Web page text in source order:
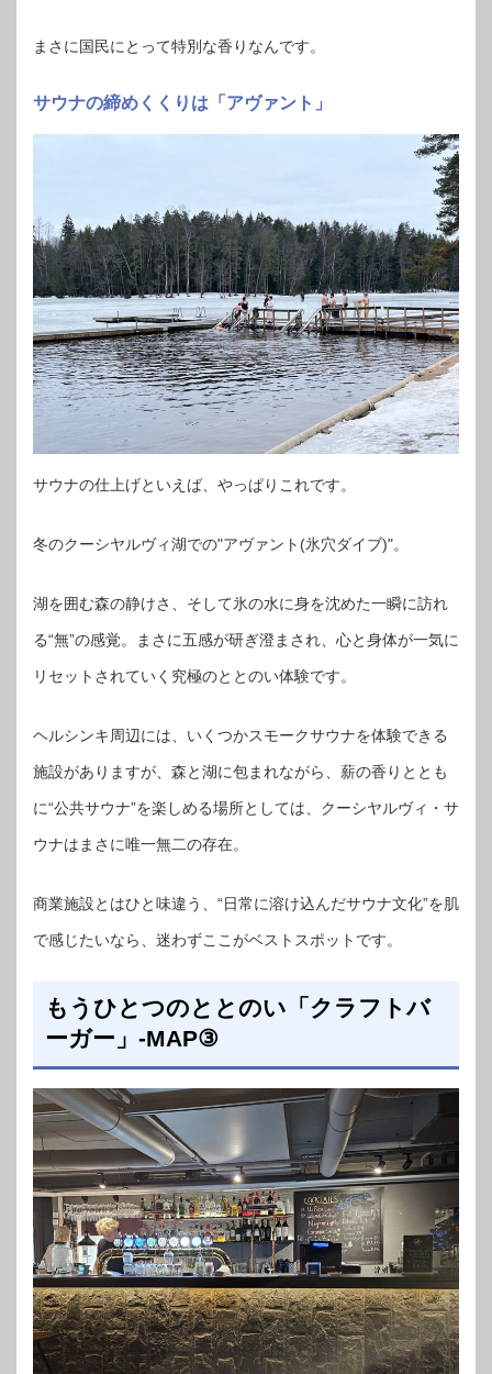
まさに国民にとって特別な香りなんです。
サウナの締めくくりは「アヴァント」
サウナの仕上げといえば、やっぱりこれです。
冬のクーシヤルヴィ湖での"アヴァント(氷穴ダイブ)"。
湖を囲む森の静けさ、そして氷の水に身を沈めた一瞬に訪れ
る“無”の感覚。まさに五感が研ぎ澄まされ、心と身体が一気に
リセットされていく究極のととのい体験です。
ヘルシンキ周辺には、いくつかスモークサウナを体験できる
施設がありますが、森と湖に包まれながら、薪の香りととも
に“公共サウナ”を楽しめる場所としては、クーシヤルヴィ・サ
ウナはまさに唯一無二の存在。
商業施設とはひと味違う、“日常に溶け込んだサウナ文化”を肌
で感じたいなら、迷わずここがベストスポットです。
もうひとつのととのい「クラフトバ
ーガー」-MAP③